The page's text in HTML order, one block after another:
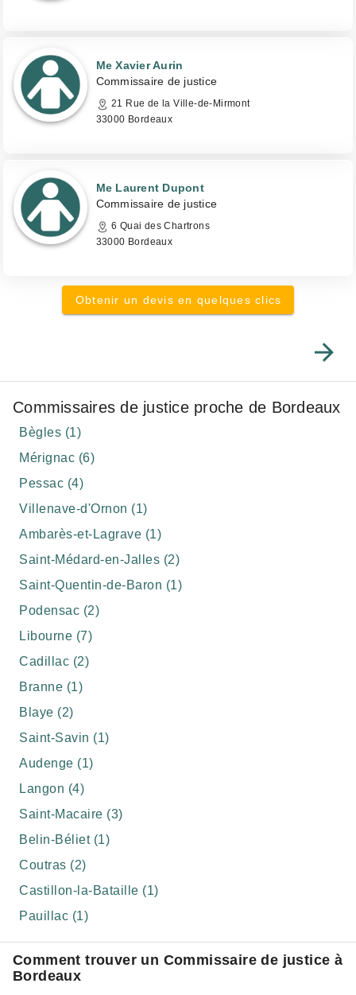
Me Xavier Aurin
Commissaire de justice
21 Rue de la Ville-de-Mirmont
33000 Bordeaux
Me Laurent Dupont
Commissaire de justice
6 Quai des Chartrons
33000 Bordeaux
Obtenir un devis en quelques clics
Commissaires de justice proche de Bordeaux
Bègles (1)
Mérignac (6)
Pessac (4)
Villenave-d'Ornon (1)
Ambarès-et-Lagrave (1)
Saint-Médard-en-Jalles (2)
Saint-Quentin-de-Baron (1)
Podensac (2)
Libourne (7)
Cadillac (2)
Branne (1)
Blaye (2)
Saint-Savin (1)
Audenge (1)
Langon (4)
Saint-Macaire (3)
Belin-Béliet (1)
Coutras (2)
Castillon-la-Bataille (1)
Pauillac (1)
Comment trouver un Commissaire de justice à
Bordeaux